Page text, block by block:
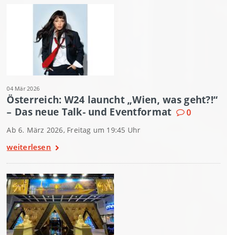
04 Mär 2026
Österreich: W24 launcht „Wien, was geht?!“
– Das neue Talk- und Eventformat
0
Ab 6. März 2026, Freitag um 19:45 Uhr
weiterlesen